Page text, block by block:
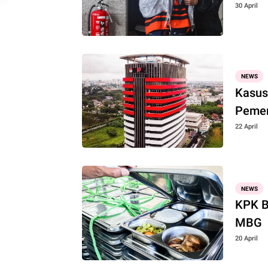
30 April
NEWS
22 April
NEWS
KPK
MBG
20 April